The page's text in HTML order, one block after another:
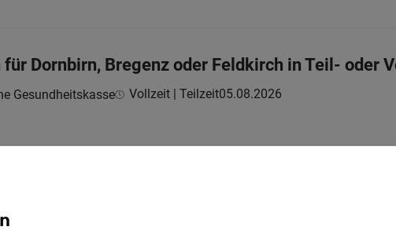
Dornbirn, Bregenz oder Feldkirch in Teil- oder
Gesundheitskasse Vollzeit | Teilzeit05.08.2026
Gesundheitskasse